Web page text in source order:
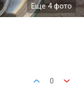
Еще 4 фото
0